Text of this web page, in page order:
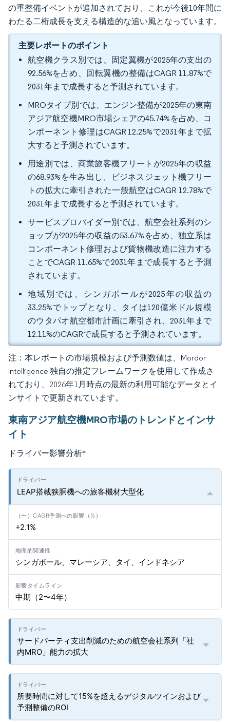
の重整備イベントが追加されており、これが今後10年間に
わたる二桁成長を支える構造的な追い風となっています。
主要レポートのポイント
航空機クラス別では、固定翼機が2025年の支出の
92.56%を占め、回転翼機の整備はCAGR 11.87%で
2031年まで成長すると予測されています。
MROタイプ別では、エンジン整備が2025年の東南
アジア航空機MRO市場シェアの45.74%を占め、コ
ンポーネント修理はCAGR 12.25%で2031年まで拡
大すると予測されています。
用途別では、商業旅客機フリートが2025年の収益
の68.93%を生み出し、ビジネスジェット機フリー
トの拡大に牽引された一般航空はCAGR 12.78%で
2031年まで成長すると予測されています。
サービスプロバイダー別では、航空会社系列のシ
ョップが2025年の収益の53.67%を占め、独立系は
コンポーネント修理および貨物機改造に注力する
ことでCAGR 11.65%で2031年まで成長すると予測
されています。
地域別では、シンガポールが2025年の収益の
33.25%でトップとなり、タイは120億米ドル規模
のウタパオ航空都市計画に牽引され、2031年まで
12.11%のCAGRで成長すると予測されています。
注：本レポートの市場規模および予測数値は、Mordor
Intelligence 独自の推定フレームワークを使用して作成さ
れており、2026年1月時点の最新の利用可能なデータとイ
ンサイトで更新されています。
東南アジア航空機MRO市場のトレンドとインサ
イト
ドライバー影響分析*
LEAP搭載狭胴機への旅客機材大型化
+2.1%
シンガポール、マレーシア、タイ、インドネシア
中期（2〜4年）
サードパーティ支出削減のための航空会社系列「社
内MRO」能力の拡大
所要時間に対して15%を超えるデジタルツインおよび
予測整備のROI